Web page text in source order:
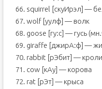
66. squirrel [скуИрэл] —
67. wolf [уулф] — волк
68. goose [гу:с] — гусь
69. giraffe [джирА:ф] —
70. rabbit [рЭбит] —
71. cow [кАу] — корова
72. rat [рЭт] — крыса